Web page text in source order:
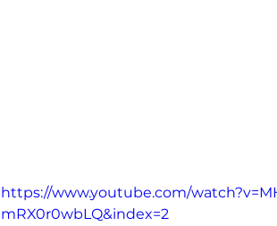
https://www.youtube.com/
mRX0r0wbLQ&index=2